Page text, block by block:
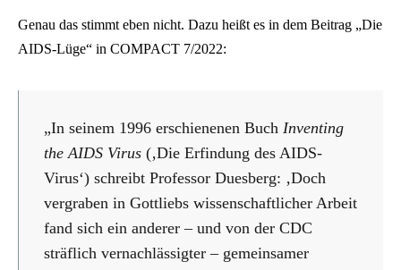
Genau das stimmt eben nicht. Dazu heißt es in dem Beitrag „Die
AIDS-Lüge“ in COMPACT 7/2022:
„In seinem 1996 erschienenen Buch Inventing
the AIDS Virus (‚Die Erfindung des AIDS-
Virus‘) schreibt Professor Duesberg: ‚Doch
vergraben in Gottliebs wissenschaftlicher Arbeit
fand sich ein anderer – und von der CDC
sträflich vernachlässigter – gemeinsamer